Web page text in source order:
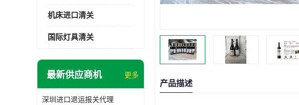
机床进口清关
国际灯具清关
最新供应商机 更多
深圳进口退运报关代理
产品描述